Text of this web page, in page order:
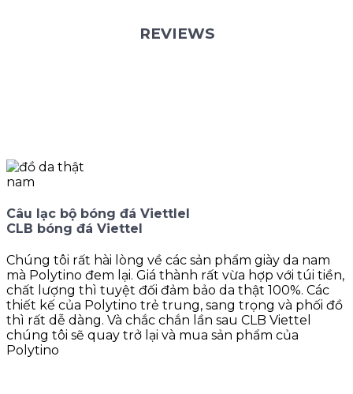
REVIEWS
Câu lạc bộ bóng đá Viettlel
CLB bóng đá Viettel
Chúng tôi rất hài lòng về các sản phẩm giày da nam
mà Polytino đem lại. Giá thành rất vừa hợp với túi tiền,
chất lượng thì tuyệt đối đảm bảo da thật 100%. Các
thiết kế của Polytino trẻ trung, sang trọng và phối đồ
thì rất dễ dàng. Và chắc chắn lần sau CLB Viettel
chúng tôi sẽ quay trở lại và mua sản phẩm của
Polytino